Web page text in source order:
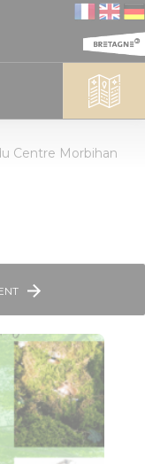
DÉCOUVRIR
de
:
et
Centre Morbihan